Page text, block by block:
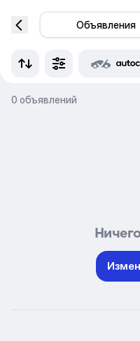
Объявления
0 объявлений